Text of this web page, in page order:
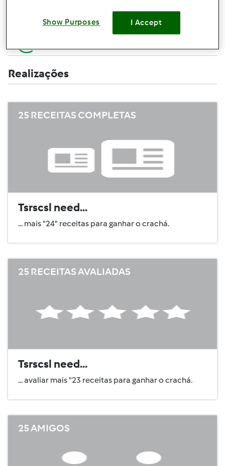
Adicionar um amigo
ponto
Realizações
25 RECEITAS COMPLETAS
Tsrscsl need...
... mais "24" receitas para ganhar o crachá.
25 RECEITAS AVALIADAS
Tsrscsl need...
... avaliar mais "23 receitas para ganhar o crachá.
25 AMIGOS
Show Purposes I Accept